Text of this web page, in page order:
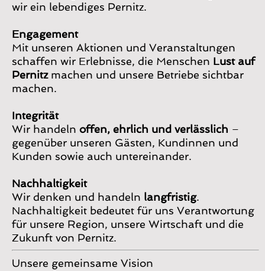
wir ein lebendiges Pernitz.
Engagement
Mit unseren Aktionen und Veranstaltungen
schaffen wir Erlebnisse, die Menschen Lust auf
Pernitzmachen und unsere Betriebe sichtbar
machen.
Integrität
Wir handeln offen, ehrlich und verlässlich –
gegenüber unseren Gästen, Kundinnen und
Kunden sowie auch untereinander.
Nachhaltigkeit
Wir denken und handeln langfristig.
Nachhaltigkeit bedeutet für uns Verantwortung
für unsere Region, unsere Wirtschaft und die
Zukunft von Pernitz.
Unsere gemeinsame Vision